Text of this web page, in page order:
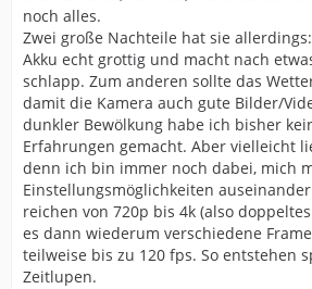
noch alles.
Zwei große Nachteile hat sie
Akku echt grottig und macht nach
schlapp. Zum anderen sollte das
damit die Kamera auch gute Bilder/
dunkler Bewölkung habe ich bisher
Erfahrungen gemacht. Aber vielleicht
denn ich bin immer noch dabei, mich
Einstellungsmöglichkeiten
reichen von 720p bis 4k (also
es dann wiederum verschiedene
teilweise bis zu 120 fps. So entstehen
Zeitlupen.